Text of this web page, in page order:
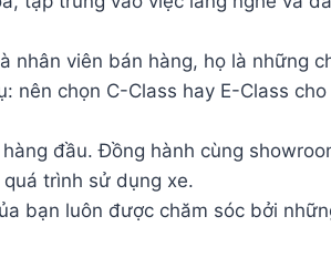
viên bán hàng, họ là những
chọn C-Class hay E-Class
đầu. Đồng hành cùng
trình sử dụng xe.
bạn luôn được chăm sóc bởi